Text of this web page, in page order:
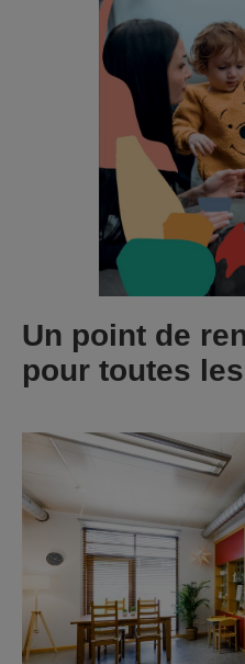
Un point de
pour toutes